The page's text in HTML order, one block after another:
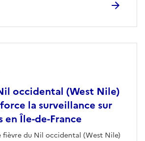
occidental (West Nile)
la surveillance sur
en Île-de-France
fièvre du Nil occidental (West Nile)